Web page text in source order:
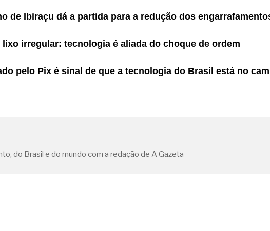
de Ibiraçu dá a partida para a redução dos
irregular: tecnologia é aliada do choque de ordem
pelo Pix é sinal de que a tecnologia do Brasil está no
do Brasil e do mundo com a redação de A Gazeta